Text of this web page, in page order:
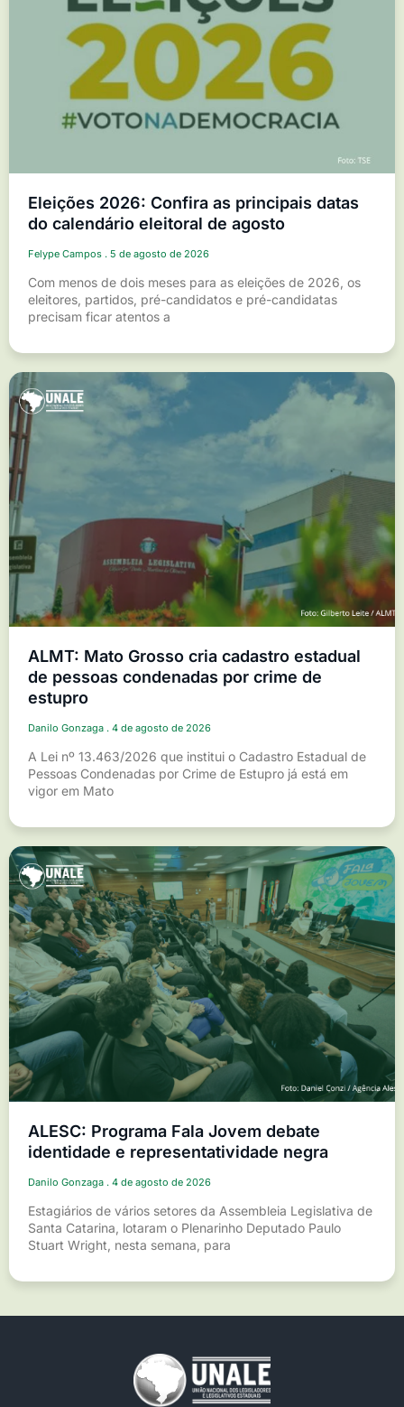
Eleições 2026: Confira as principais datas
do calendário eleitoral de agosto
Felype Campos 5 de agosto de 2026
Com menos de dois meses para as eleições de 2026, os
eleitores, partidos, pré-candidatos e pré-candidatas
precisam ficar atentos a
ALMT: Mato Grosso cria cadastro estadual
de pessoas condenadas por crime de
estupro
Danilo Gonzaga 4 de agosto de 2026
A Lei nº 13.463/2026 que institui o Cadastro Estadual de
Pessoas Condenadas por Crime de Estupro já está em
vigor em Mato
ALESC: Programa Fala Jovem debate
identidade e representatividade negra
Danilo Gonzaga 4 de agosto de 2026
Estagiários de vários setores da Assembleia Legislativa de
Santa Catarina, lotaram o Plenarinho Deputado Paulo
Stuart Wright, nesta semana, para